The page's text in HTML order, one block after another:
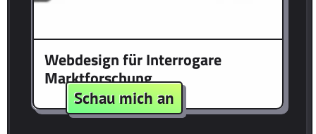
Webdesign für Interrogare
Marktforschung
Schau mich an
Webdesign